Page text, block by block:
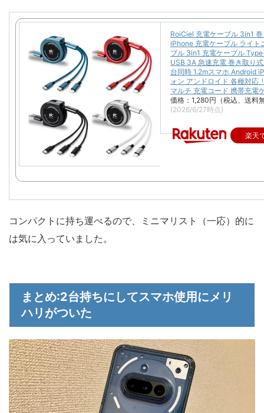
RoiCiel 充電ケーブル 3in1
iPhone 充電ケーブル ライト
ブル 3in1 充電ケーブル
USB 3A 急速充電 巻き取り
台同時 1.2mスマホ Android
ォン アンドロイド 各種対応
マルチ 充電コード 携帯充電
価格：1,280円（税込、送料
(2026/6/27時点)
楽天
コンパクトに持ち運べるので、ミニマリスト（一応）的に
は気に入っていました。
まとめ:2台持ちにしてスマホ使用にメリ
ハリがついた